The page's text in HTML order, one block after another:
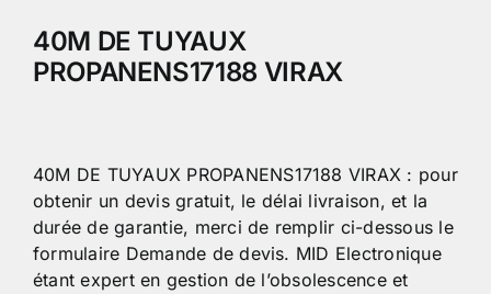
40M DE TUYAUX
PROPANENS17188 VIRAX
40M DE TUYAUX PROPANENS17188 VIRAX : pour
obtenir un devis gratuit, le délai livraison, et la
durée de garantie, merci de remplir ci-dessous le
formulaire Demande de devis. MID Electronique
étant expert en gestion de l’obsolescence et